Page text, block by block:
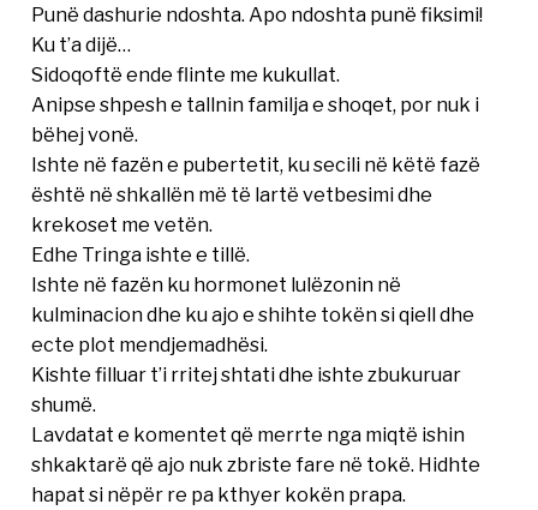
Punë dashurie ndoshta. Apo ndoshta punë fiksimi!
Ku t’a dijë…
Sidoqoftë ende flinte me kukullat.
Anipse shpesh e tallnin familja e shoqet, por nuk i
bëhej vonë.
Ishte në fazën e pubertetit, ku secili në këtë fazë
është në shkallën më të lartë vetbesimi dhe
krekoset me vetën.
Edhe Tringa ishte e tillë.
Ishte në fazën ku hormonet lulëzonin në
kulminacion dhe ku ajo e shihte tokën si qiell dhe
ecte plot mendjemadhësi.
Kishte filluar t’i rritej shtati dhe ishte zbukuruar
shumë.
Lavdatat e komentet që merrte nga miqtë ishin
shkaktarë që ajo nuk zbriste fare në tokë. Hidhte
hapat si nëpër re pa kthyer kokën prapa.